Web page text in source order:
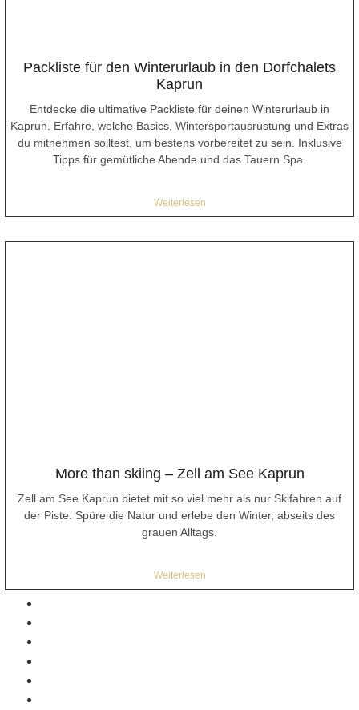
Packliste für den Winterurlaub in den Dorfchalets
Kaprun
Entdecke die ultimative Packliste für deinen Winterurlaub in
Kaprun. Erfahre, welche Basics, Wintersportausrüstung und Extras
du mitnehmen solltest, um bestens vorbereitet zu sein. Inklusive
Tipps für gemütliche Abende und das Tauern Spa.
Weiterlesen
More than skiing – Zell am See Kaprun
Zell am See Kaprun bietet mit so viel mehr als nur Skifahren auf
der Piste. Spüre die Natur und erlebe den Winter, abseits des
grauen Alltags.
Weiterlesen